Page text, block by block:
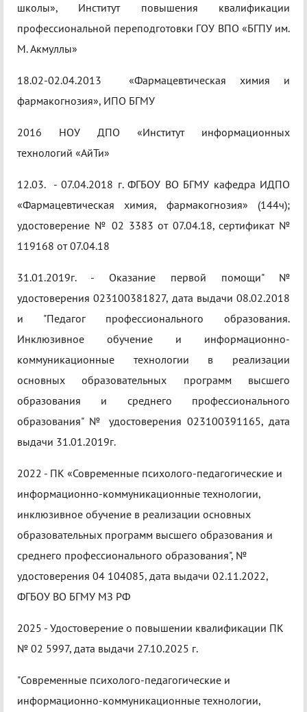
школы», Институт повышения квалификации
профессиональной переподготовки ГОУ ВПО «БГПУ им.
М. Акмуллы»
18.02-02.04.2013 «Фармацевтическая химия и
фармакогнозия», ИПО БГМУ
2016 НОУ ДПО «Институт информационных
технологий «АйТи»
12.03. - 07.04.2018 г. ФГБОУ ВО БГМУ кафедра ИДПО
«Фармацевтическая химия, фармакогнозия» (144ч);
удостоверение № 02 3383 от 07.04.18, сертификат №
119168 от 07.04.18
31.01.2019г. - Оказание первой помощи" №
удостоверения 023100381827, дата выдачи 08.02.2018
и "Педагог профессионального образования.
Инклюзивное обучение и информационно-
коммуникационные технологии в реализации
основных образовательных программ высшего
образования и среднего профессионального
образования" № удостоверения 023100391165, дата
выдачи 31.01.2019г.
2022 - ПК «Современные психолого-педагогические и
информационно-коммуникационные технологии,
инклюзивное обучение в реализации основных
образовательных программ высшего образования и
среднего профессионального образования", №
удостоверения 04 104085, дата выдачи 02.11.2022,
ФГБОУ ВО БГМУ МЗ РФ
2025 - Удостоверение о повышении квалификации ПК
№ 02 5997, дата выдачи 27.10.2025 г.
"Современные психолого-педагогические и
информационно-коммуникационные технологии,